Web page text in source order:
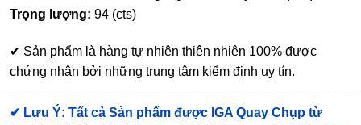
Trọng lượng: 94 (cts)
✔ Sản phẩm là hàng tự nhiên thiên nhiên 100% được
chứng nhận bởi những trung tâm kiểm định uy tín.
✔ Lưu Ý: Tất cả Sản phẩm được IGA Quay Chụp từ